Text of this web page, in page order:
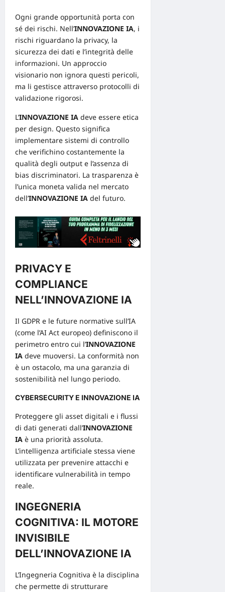
Ogni grande opportunità porta con
sé dei rischi. Nell’INNOVAZIONE IA, i
rischi riguardano la privacy, la
sicurezza dei dati e l’integrità delle
informazioni. Un approccio
visionario non ignora questi pericoli,
ma li gestisce attraverso protocolli di
validazione rigorosi.
L’INNOVAZIONE IA deve essere etica
per design. Questo significa
implementare sistemi di controllo
che verifichino costantemente la
qualità degli output e l’assenza di
bias discriminatori. La trasparenza è
l’unica moneta valida nel mercato
dell’INNOVAZIONE IA del futuro.
PRIVACY E
COMPLIANCE
NELL’INNOVAZIONE IA
Il GDPR e le future normative sull’IA
(come l’AI Act europeo) definiscono il
perimetro entro cui l’INNOVAZIONE
IA deve muoversi. La conformità non
è un ostacolo, ma una garanzia di
sostenibilità nel lungo periodo.
CYBERSECURITY E INNOVAZIONE IA
Proteggere gli asset digitali e i flussi
di dati generati dall’INNOVAZIONE
IA è una priorità assoluta.
L’intelligenza artificiale stessa viene
utilizzata per prevenire attacchi e
identificare vulnerabilità in tempo
reale.
INGEGNERIA
COGNITIVA: IL MOTORE
INVISIBILE
DELL’INNOVAZIONE IA
L’Ingegneria Cognitiva è la disciplina
che permette di strutturare